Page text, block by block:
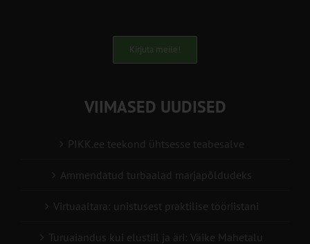
Kirjuta meile!
VIIMASED UUDISED
PIKK.ee teekond ühtsesse teabesalve
Ammendatud turbaalad marjapõldudeks
Virtuaaltara: unistusest praktilise tööriistani
Turuaiandus kui elustiil ja äri: Väike Mahetalu